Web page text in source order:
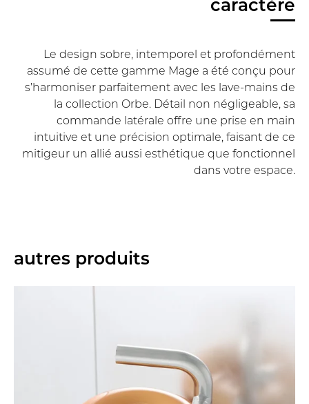
Le design sobre, intemporel et profondément
assumé de cette gamme Mage a été conçu pour
s’harmoniser parfaitement avec les lave-mains de
la collection Orbe. Détail non négligeable, sa
commande latérale offre une prise en main
intuitive et une précision optimale, faisant de ce
mitigeur un allié aussi esthétique que fonctionnel
dans votre espace.
autres produits